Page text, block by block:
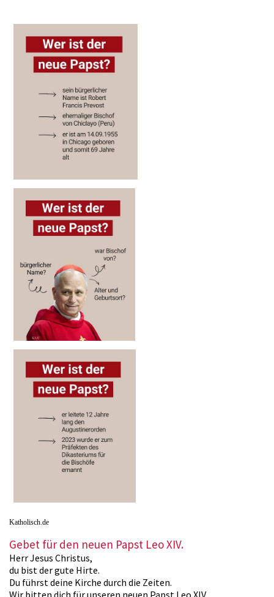
Katholisch.de
Gebet für den neuen Papst Leo XIV.
Herr Jesus Christus,
du bist der gute Hirte.
Du führst deine Kirche durch die Zeiten.
Wir bitten dich für unseren neuen Papst Leo XIV.